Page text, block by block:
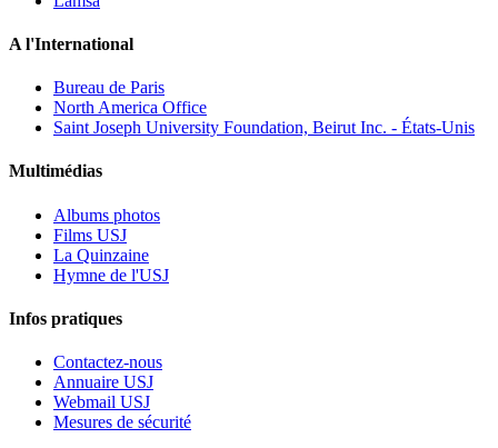
A l'International
Bureau de Paris
North America Office
Saint Joseph University Foundation, Beirut Inc. - États-Unis
Multimédias
Albums photos
Films USJ
La Quinzaine
Hymne de l'USJ
Infos pratiques
Contactez-nous
Annuaire USJ
Webmail USJ
Mesures de sécurité